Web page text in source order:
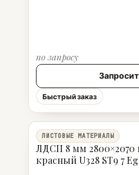
по запросу
Быстрый заказ
ЛИСТОВЫЕ МАТЕРИАЛЫ
ЛДСП 8 мм
красный U328 ST9 7